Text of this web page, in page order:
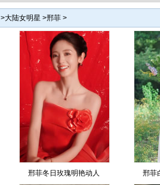
>大陆女明星 >邢菲 >
邢菲冬日玫瑰明艳动人 邢菲